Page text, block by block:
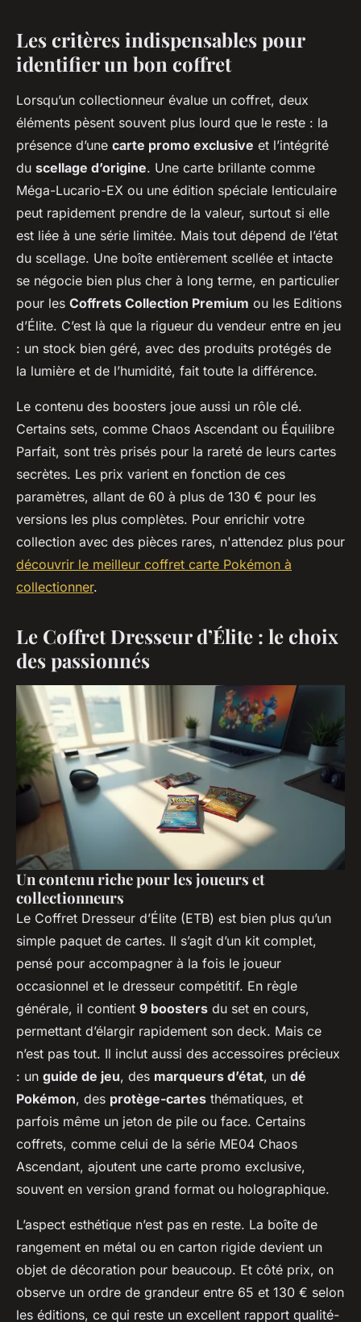
Les critères indispensables pour
identifier un bon coffret
Lorsqu’un collectionneur évalue un coffret, deux
éléments pèsent souvent plus lourd que le reste : la
présence d’une carte promo exclusive et l’intégrité
du scellage d’origine. Une carte brillante comme
Méga-Lucario-EX ou une édition spéciale lenticulaire
peut rapidement prendre de la valeur, surtout si elle
est liée à une série limitée. Mais tout dépend de l’état
du scellage. Une boîte entièrement scellée et intacte
se négocie bien plus cher à long terme, en particulier
pour les Coffrets Collection Premium ou les Editions
d’Élite. C’est là que la rigueur du vendeur entre en jeu
: un stock bien géré, avec des produits protégés de
la lumière et de l’humidité, fait toute la différence.
Le contenu des boosters joue aussi un rôle clé.
Certains sets, comme Chaos Ascendant ou Équilibre
Parfait, sont très prisés pour la rareté de leurs cartes
secrètes. Les prix varient en fonction de ces
paramètres, allant de 60 à plus de 130 € pour les
versions les plus complètes. Pour enrichir votre
collection avec des pièces rares, n'attendez plus pour
découvrir le meilleur coffret carte Pokémon à
collectionner.
Le Coffret Dresseur d’Élite : le choix
des passionnés
Un contenu riche pour les joueurs et
collectionneurs
Le Coffret Dresseur d’Élite (ETB) est bien plus qu’un
simple paquet de cartes. Il s’agit d’un kit complet,
pensé pour accompagner à la fois le joueur
occasionnel et le dresseur compétitif. En règle
générale, il contient 9 boosters du set en cours,
permettant d’élargir rapidement son deck. Mais ce
n’est pas tout. Il inclut aussi des accessoires précieux
: un guide de jeu, des marqueurs d’état, un dé
Pokémon, des protège-cartes thématiques, et
parfois même un jeton de pile ou face. Certains
coffrets, comme celui de la série ME04 Chaos
Ascendant, ajoutent une carte promo exclusive,
souvent en version grand format ou holographique.
L’aspect esthétique n’est pas en reste. La boîte de
rangement en métal ou en carton rigide devient un
objet de décoration pour beaucoup. Et côté prix, on
observe un ordre de grandeur entre 65 et 130 € selon
les éditions, ce qui reste un excellent rapport qualité-